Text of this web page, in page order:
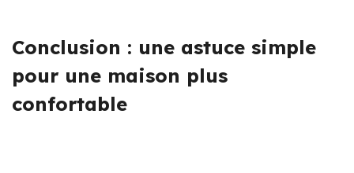
Conclusion : une astuce simple
pour une maison plus
confortable